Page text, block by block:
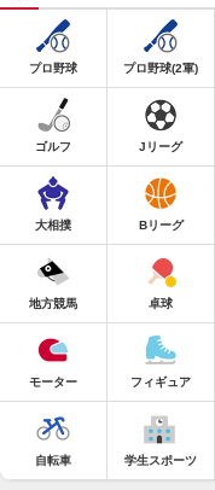
プロ野球 プロ野球(2軍)
ゴルフ Jリーグ
大相撲 Bリーグ
地方競馬 卓球
モーター フィギュア
自転車 学生スポーツ